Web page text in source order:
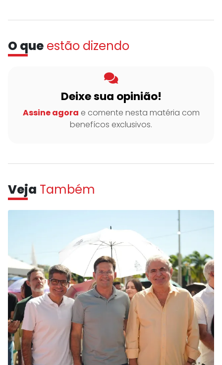
O que estão dizendo
Deixe sua opinião!
Assine agora e comente nesta matéria com
benefícos exclusivos.
Veja Também